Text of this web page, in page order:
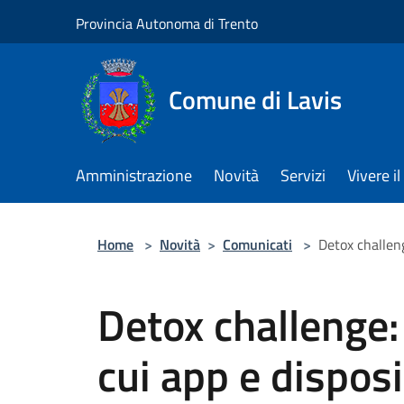
Provincia Autonoma di Trento
Comune di Lavis
Amministrazione Novità Servizi Vivere
Home > Novità > Comunicati > Detox
Detox
cui app e